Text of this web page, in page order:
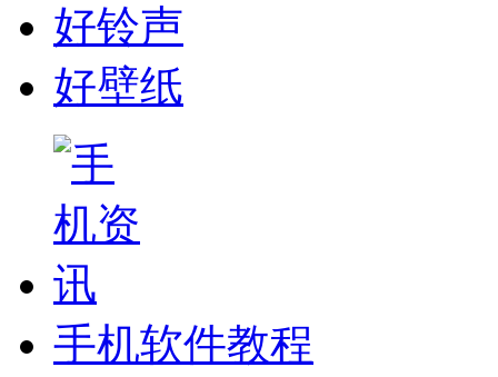
好铃声
好壁纸
手机软件教程